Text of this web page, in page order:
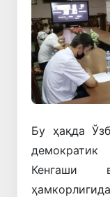
Бу ҳақда
Кенгаши